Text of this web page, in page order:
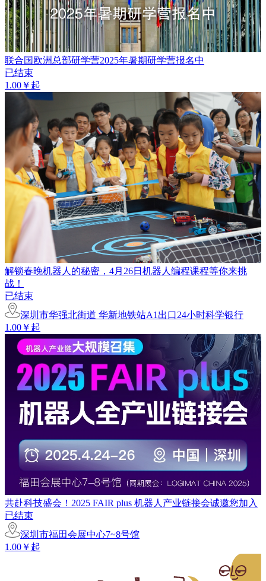
联合国欧洲总部研学营2025年暑期研学营报名中
已结束
1.00￥起
解锁春晚机器人的秘密，4月26日机器人编程课程等你来挑
战！
已结束
深圳市华强北街道 华新地铁站A1出口24小时科学银行
1.00￥起
共赴科技盛会！2025 FAIR plus 机器人产业链接会诚邀您加入
已结束
深圳市福田会展中心7~8号馆
1.00￥起